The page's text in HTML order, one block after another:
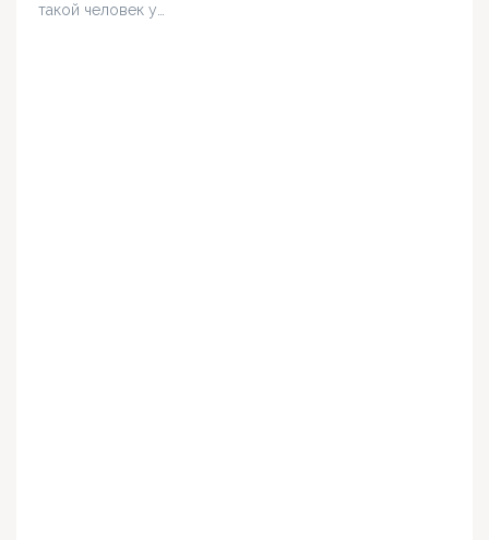
такой человек у…